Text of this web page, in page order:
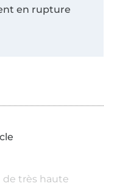
en rupture
de très haute